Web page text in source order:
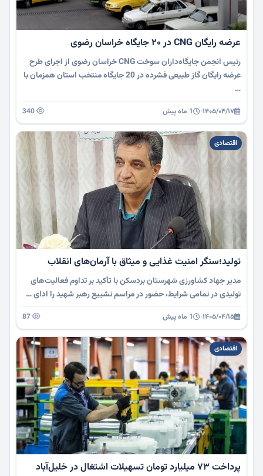
عرضه رایگان CNG در 20 جایگاه خراسان رضوی
رئیس انجمن جایگاه‌داران سوخت CNG خراسان رضوی از اجرای طرح
عرضه رایگان گاز طبیعی فشرده در 20 جایگاه منتخب استان همزمان با
…
۱۴۰۵/۰۴/۱۷· 1 ماه پیش
اقتصادی
تولید؛سنگر امنیت غذایی و میثاق با آرمان‌های انقلاب
مدیر جهاد کشاورزی شهرستان بردسکن با تأکید بر تداوم فعالیت‌های
تولیدی در تمامی شرایط، حضور در مراسم تشییع رهبر شهید را ادای …
۱۴۰۵/۰۴/۱۵· 1 ماه پیش
اقتصادی
پرداخت ۷۳ میلیارد تومان تسهیلات اشتغال در خلیل‌آباد